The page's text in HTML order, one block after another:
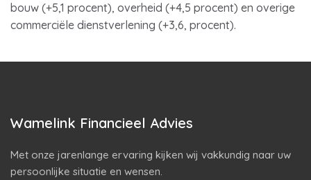
bouw (+5,1 procent), overheid (+4,5 procent) en overige
commerciële dienstverlening (+3,6, procent).
Wamelink Financieel Advies
Met onze jarenlange ervaring kijken wij vakkundig naar uw
persoonlijke situatie en wensen.